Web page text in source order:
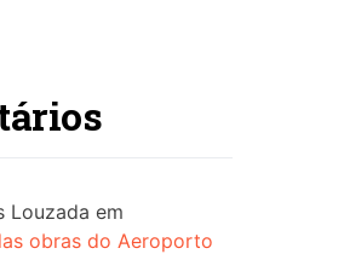
Louzada em
obras do Aeroporto